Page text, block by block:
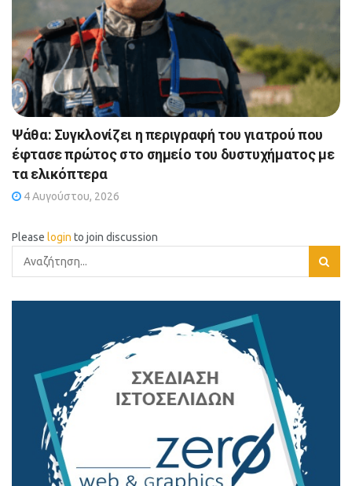
Ψάθα: Συγκλονίζει η περιγραφή του γιατρού που
έφτασε πρώτος στο σημείο του δυστυχήματος με
τα ελικόπτερα
4 Αυγούστου, 2026
Please login to join discussion